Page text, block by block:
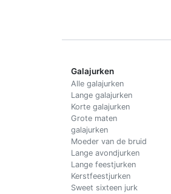
Galajurken
Alle galajurken
Lange galajurken
Korte galajurken
Grote maten
galajurken
Moeder van de bruid
Lange avondjurken
Lange feestjurken
Kerstfeestjurken
Sweet sixteen jurk